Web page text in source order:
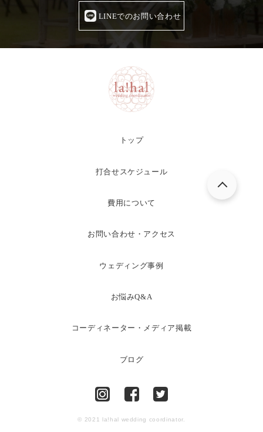
LINEでのお問い合わせ
トップ
打合せスケジュール
費用について
お問い合わせ・アクセス
ウェディング事例
お悩みQ&A
コーディネーター・メディア掲載
ブログ
© 2021 la!hal wedding coordinator.